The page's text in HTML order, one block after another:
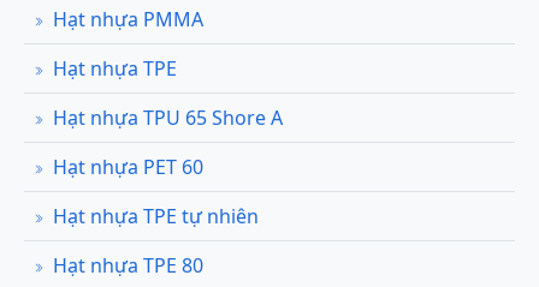
Hạt nhựa PMMA
Hạt nhựa TPE
Hạt nhựa TPU 65 Shore A
Hạt nhựa PET 60
Hạt nhựa TPE tự nhiên
Hạt nhựa TPE 80